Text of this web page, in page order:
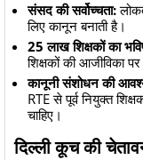
संसद की सर्वोच्चता:
लिए कानून बनाती है।
25 लाख शिक्षकों का
शिक्षकों की आजीविका
कानूनी संशोधन की
RTE से पूर्व नियुक्त
चाहिए।
दिल्ली कूच की